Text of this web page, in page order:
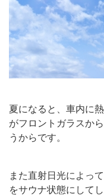
夏になると、車内に
がフロントガラスか
うからです。
また直射日光によっ
をサウナ状態にして